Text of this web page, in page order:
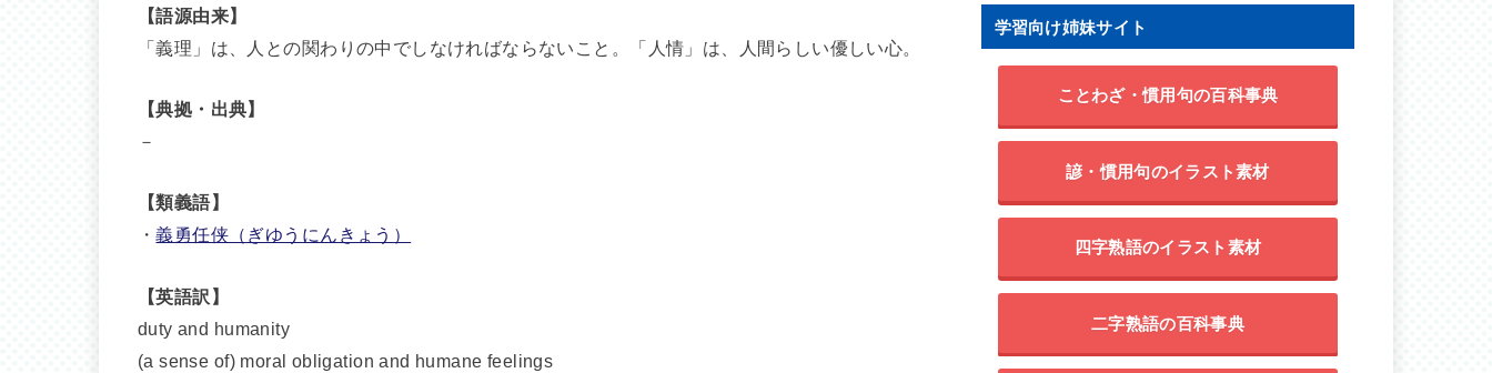
【語源由来】
「義理」は、人との関わりの中でしなければならないこと。「人情」は、人間らしい優しい心。
【典拠・出典】
－
【類義語】
・義勇任侠（ぎゆうにんきょう）
【英語訳】
duty and humanity
(a sense of) moral obligation and humane feelings
学習向け姉妹サイト
ことわざ・慣用句の百科事典
諺・慣用句のイラスト素材
四字熟語のイラスト素材
二字熟語の百科事典